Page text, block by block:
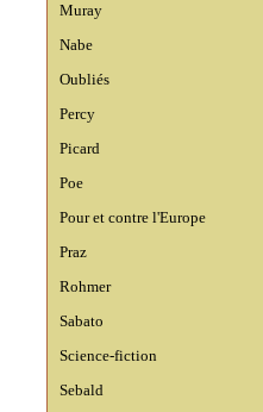
Muray
Nabe
Oubliés
Percy
Picard
Poe
Pour et contre l'Europe
Praz
Rohmer
Sabato
Science-fiction
Sebald